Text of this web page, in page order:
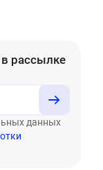
в рассылке
данных